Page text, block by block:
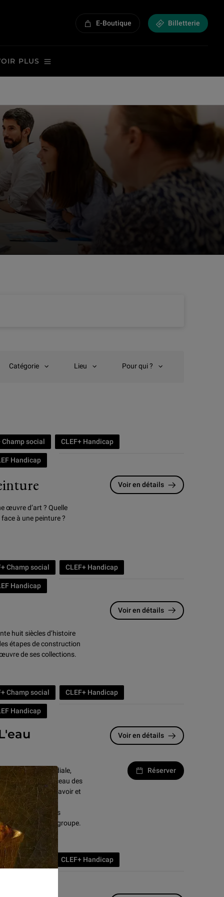
E-Boutique Billetterie
PLUS
Catégorie Lieu Pour qui ?
Champ social CLEF+ Handicap
Handicap
œuvre d’art ? Quelle
à une peinture ?
Voir en détails
Champ social CLEF+ Handicap
Handicap
huit siècles d’histoire
étapes de construction
de ses collections.
Voir en détails
Champ social CLEF+ Handicap
Handicap
« L'eau primordiale,
berceau des
puissance, de savoir et
les ressources
avec leur groupe.
Voir en détails
Réserver
Champ social CLEF+ Handicap